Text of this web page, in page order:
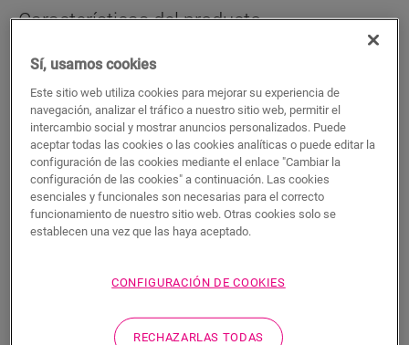
Características del producto
Este perfil único ofrece múltiples soluciones para rematar su
suelo, como la transición entre suelos o un remate en una
pared o ventana. Solo tiene que cortar el perfil Incizo según la
forma deseada con el cúter Incizo incluido. El perfil combina a
la perfección con el color de su suelo. Un paquete contiene un
perfil Incizo, un cúter Incizo y un riel de plástico. Para lograr
un acabado hermético en estancias húmedas, le sugerimos
que lo combine con la tira de espuma y el Hydrokit. Con el
perfil Incizo puede: 1. unir dos suelos con alturas distintas 2.
unir dos suelos con la misma altura 3. añadir un acabado al
rematar sus escaleras y peldaños
Sí, usamos cookies
Este sitio web utiliza cookies para mejorar su experiencia de
navegación, analizar el tráfico a nuestro sitio web, permitir el
intercambio social y mostrar anuncios personalizados. Puede
aceptar todas las cookies o las cookies analíticas o puede editar la
configuración de las cookies mediante el enlace "Cambiar la
configuración de las cookies" a continuación. Las cookies
esenciales y funcionales son necesarias para el correcto
funcionamiento de nuestro sitio web. Otras cookies solo se
establecen una vez que las haya aceptado.
CONFIGURACIÓN DE COOKIES
RECHAZARLAS TODAS